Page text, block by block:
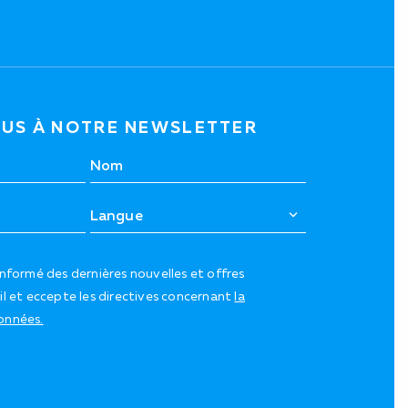
À NOTRE NEWSLETTER
des dernières nouvelles et offres
et eccepte les directives concernantla